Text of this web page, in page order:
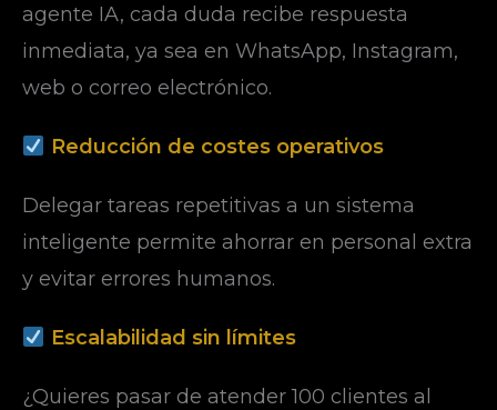
agente IA, cada duda recibe respuesta
inmediata, ya sea en WhatsApp, Instagram,
web o correo electrónico.
Reducción de costes operativos
Delegar tareas repetitivas a un sistema
inteligente permite ahorrar en personal extra
y evitar errores humanos.
Escalabilidad sin límites
¿Quieres pasar de atender 100 clientes al